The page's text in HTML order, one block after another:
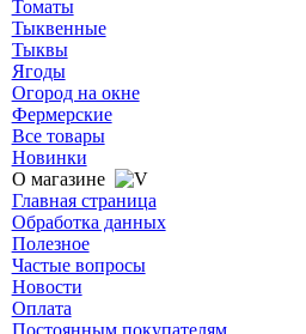
Томаты
Тыквенные
Тыквы
Ягоды
Огород на окне
Фермерские
Все товары
Новинки
О магазине
Главная страница
Обработка данных
Полезное
Частые вопросы
Новости
Оплата
Постоянным покупателям